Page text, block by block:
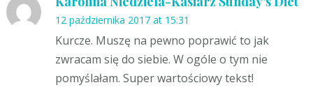
12 października 2017 at 15:31
Kurcze. Muszę na pewno poprawić to jak
zwracam się do siebie. W ogóle o tym nie
pomyślałam. Super wartościowy tekst!